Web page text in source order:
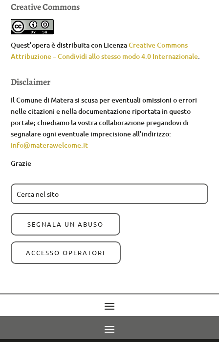
Creative Commons
Quest’opera è distribuita con LicenzaCreative Commons
Attribuzione – Condividi allo stesso modo 4.0 Internazionale
Disclaimer
Il Comune di Matera si scusa per eventuali omissioni o errori
nelle citazioni e nella documentazione riportata in questo
portale; chiediamo la vostra collaborazione pregandovi di
segnalare ogni eventuale imprecisione all’indirizzo:
info@materawelcome.it
Grazie
SEGNALA UN ABUSO
ACCESSO OPERATORI